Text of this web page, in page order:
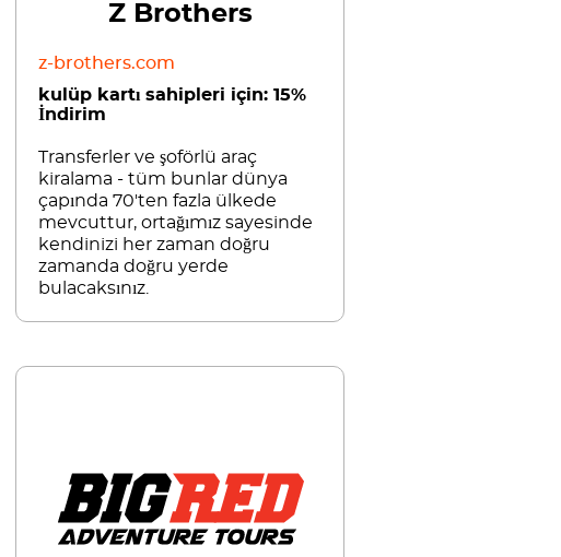
Z Brothers
z-brothers.com
kulüp kartı sahipleri için: 15%
İndirim
Transferler ve şoförlü araç
kiralama - tüm bunlar dünya
çapında 70'ten fazla ülkede
mevcuttur, ortağımız sayesinde
kendinizi her zaman doğru
zamanda doğru yerde
bulacaksınız.